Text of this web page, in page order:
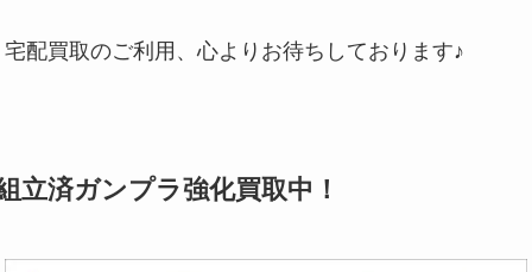
宅配買取のご利用、心よりお待ちしております♪
立済ガンプラ強化買取中！